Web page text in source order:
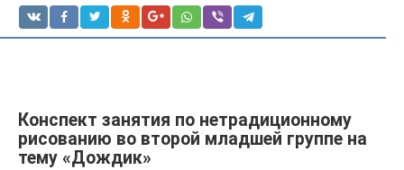
Конспект занятия по нетрадиционному
рисованию во второй младшей группе на
тему «Дождик»